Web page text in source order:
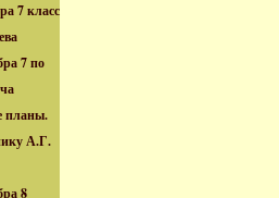
7 класс
7 по
планы.
А.Г.
8